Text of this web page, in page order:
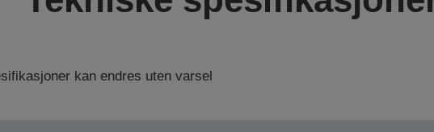
kan endres uten varsel